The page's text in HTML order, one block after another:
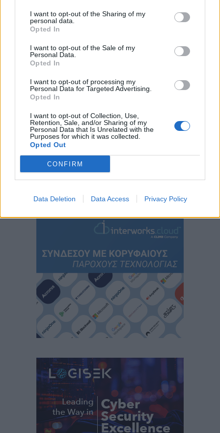
I want to opt-out of the Sharing of my
personal data.
Opted In
I want to opt-out of the Sale of my
Personal Data.
Opted In
I want to opt-out of processing my
Personal Data for Targeted Advertising.
Opted In
I want to opt-out of Collection, Use,
Retention, Sale, and/or Sharing of my
Personal Data that Is Unrelated with the
Purposes for which it was collected.
Opted Out
CONFIRM
Data Deletion Data Access Privacy Policy